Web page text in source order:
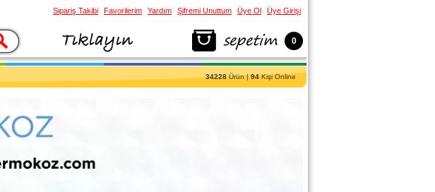
34228Ürün |94Kişi Online
Sipariş Takibi Favorilerim Yardım Şifremi Unuttum Üye Ol Üye Girişi
0